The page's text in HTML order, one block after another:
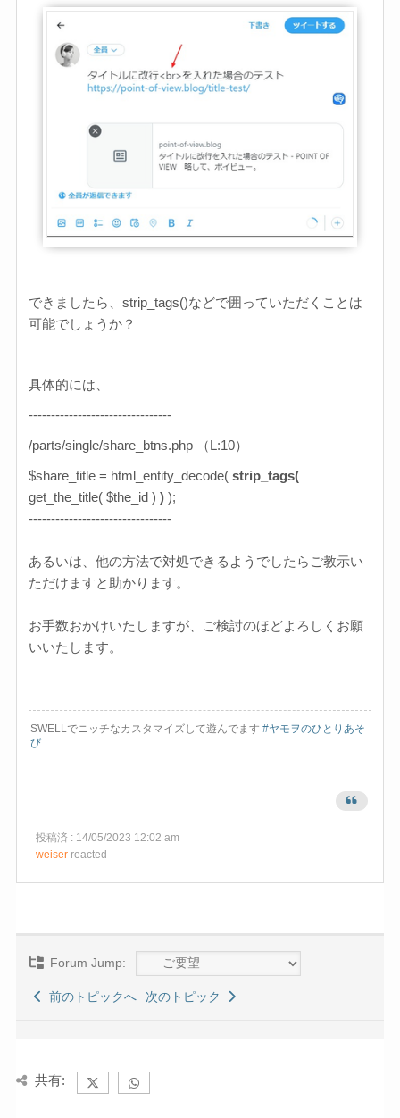
できましたら、 strip_tags()などで囲っていただくことは
可能でしょうか？
具体的には、
--------------------------------
/parts/single/share_btns.php （L:10）
$share_title= html_entity_decode( strip_tags(
get_the_title( $the_id ) ));
--------------------------------
あるいは、他の方法で対処できるようでしたらご教示い
ただけますと助かります。
お手数おかけいたしますが、ご検討のほどよろしくお願
いいたします。
SWELLでニッチなカスタマイズして遊んでます #ヤモヲのひとりあそ
び
投稿済 : 14/05/2023 12:02 am
weiserreacted
Forum Jump:
前のトピックへ 次のトピック
共有: